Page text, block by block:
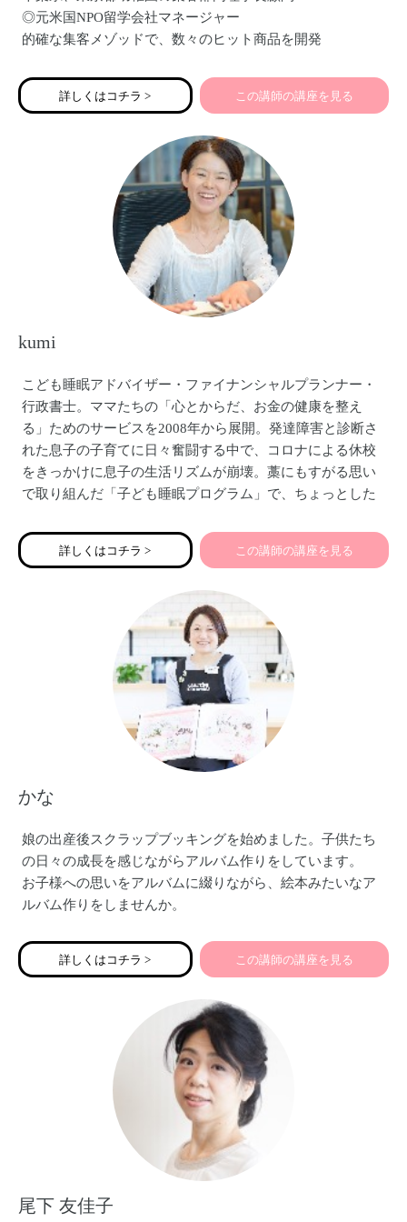
◎元米国NPO留学会社マネージャー
的確な集客メゾッドで、数々のヒット商品を開発
◎高校教員：1500人以上の教授経験
教えた時間は《約3万時間》高いティ－チングスキルでわか
一眼レフ撮影を用いて集客のためのPR動画を作成
◎アスリートフードマイスター
スポーツチームで食育講座を担当
サッカーメディア「サカママ」でコラム執筆
詳しくはコチラ > この講師の講座を見る
kumi
こども睡眠アドバイザー・ファイナンシャルプランナー・
行政書士。ママたちの「心とからだ、お金の健康を整え
る」ためのサービスを2008年から展開。発達障害と診断さ
れた息子の子育てに日々奮闘する中で、コロナによる休校
をきっかけに息子の生活リズムが崩壊。藁にもすがる思い
で取り組んだ「子ども睡眠プログラム」で、ちょっとした
の眠りを整えたら家族が整う」ということを実感し、私た
ち親子の体験をたくさんのママたちに知ってもらおうと
直し、ママの「わたし年金」のつくり方、相続手続きのサ
ポートなどもしています。
詳しくはコチラ > この講師の講座を見る
かな
娘の出産後スクラップブッキングを始めました。子供たち
の日々の成長を感じながらアルバム作りをしています。
お子様への思いをアルバムに綴りながら、絵本みたいなア
ルバム作りをしませんか。
詳しくはコチラ > この講師の講座を見る
尾下 友佳子